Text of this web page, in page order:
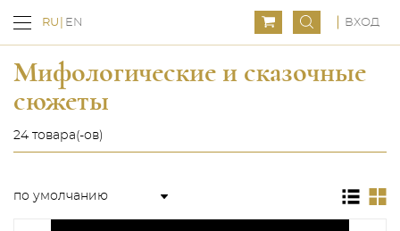
RU EN ВХОД
Мифологические и сказочные
сюжеты
24 товара(-ов)